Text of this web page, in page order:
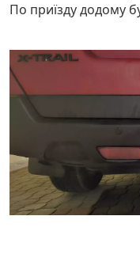
По приїзду додому